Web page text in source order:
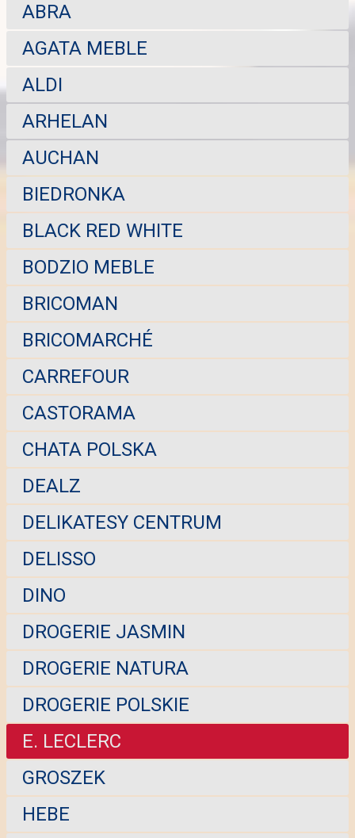
ABRA
AGATA MEBLE
ALDI
ARHELAN
AUCHAN
BIEDRONKA
BLACK RED WHITE
BODZIO MEBLE
BRICOMAN
BRICOMARCHÉ
CARREFOUR
CASTORAMA
CHATA POLSKA
DEALZ
DELIKATESY CENTRUM
DELISSO
DINO
DROGERIE JASMIN
DROGERIE NATURA
DROGERIE POLSKIE
E. LECLERC
GROSZEK
HEBE